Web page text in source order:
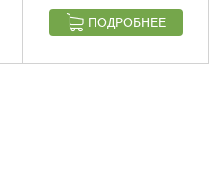
ПОДРОБНЕЕ